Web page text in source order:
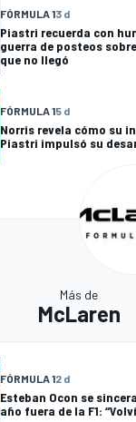
FÓRMULA 13 d
Piastri recuerda con
guerra de posteos
que no llegó
FÓRMULA 15 d
Norris revela cómo su
Piastri impulsó su
Más de
McLaren
FÓRMULA 12 d
Esteban Ocon se
año fuera de la F1: